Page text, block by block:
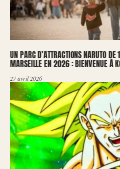
UN PARC D’ATTRACTIONS NARUTO
MARSEILLE EN 2026 : BIENVENUE À
27 avril 2026